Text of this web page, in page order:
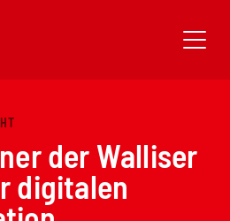
der Walliser
digitalen